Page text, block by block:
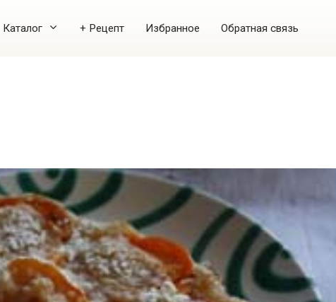
Каталог + Рецепт Избранное Обратная связь